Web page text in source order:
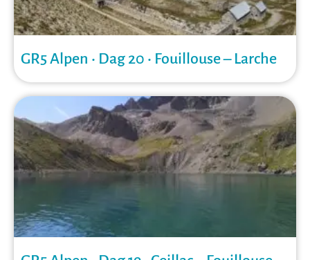
GR5 Alpen • Dag 20 • Fouillouse – Larche